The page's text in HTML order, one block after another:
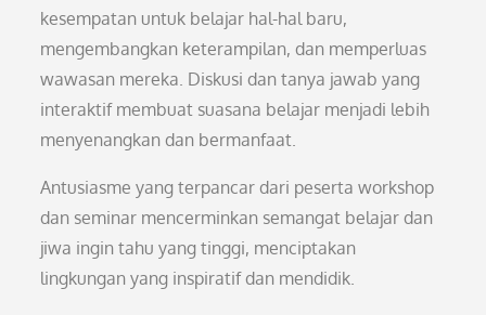
kesempatan untuk belajar hal-hal baru,
mengembangkan keterampilan, dan memperluas
wawasan mereka. Diskusi dan tanya jawab yang
interaktif membuat suasana belajar menjadi lebih
menyenangkan dan bermanfaat.
Antusiasme yang terpancar dari peserta workshop
dan seminar mencerminkan semangat belajar dan
jiwa ingin tahu yang tinggi, menciptakan
lingkungan yang inspiratif dan mendidik.